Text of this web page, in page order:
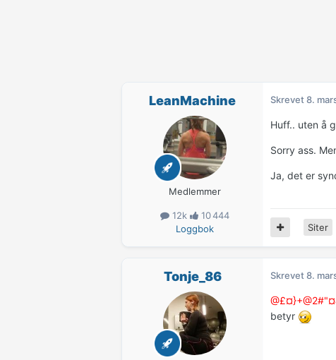
LeanMachine
Medlemmer
12k
10 444
Loggbok
Skrevet8.
Huff.. uten å
Sorry ass.
Ja, det er
Siter
Tonje_86 Skrevet8.
betyr